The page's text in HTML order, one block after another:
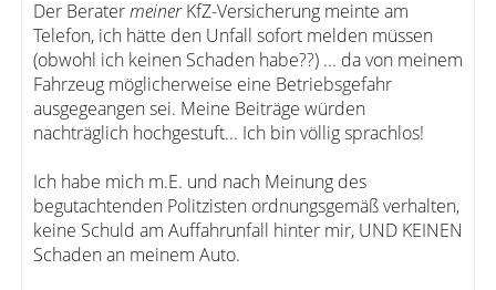
Der BeratermeinerKfZ-Versicherung meinte am
Telefon, ich hätte den Unfall sofort melden müssen
(obwohl ich keinen Schaden habe??) ... da von meinem
Fahrzeug möglicherweise eine Betriebsgefahr
ausgegeangen sei. Meine Beiträge würden
nachträglich hochgestuft... Ich bin völlig sprachlos!
Ich habe mich m.E. und nach Meinung des
begutachtenden Politzisten ordnungsgemäß verhalten,
keine Schuld am Auffahrunfall hinter mir, UND KEINEN
Schaden an meinem Auto.